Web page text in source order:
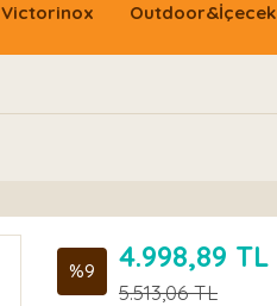
Victorinox Outdoor&İçecek
%9 4.998,89 TL
5.513,06 TL